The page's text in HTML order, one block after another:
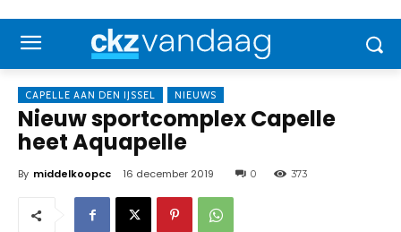
CAPELLE AAN DEN IJSSEL NIEUWS
Nieuw sportcomplex Capelle
heet Aquapelle
By middelkoopcc 16 december 2019 0 373